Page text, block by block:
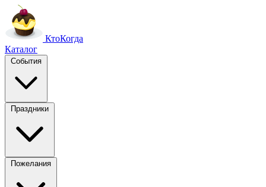
КтоКогда
Каталог
События
Праздники
Пожелания